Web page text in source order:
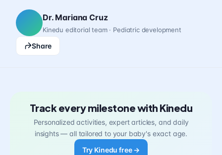
Dr. Mariana Cruz
Kinedu editorial team · Pediatric development
Share
Track every milestone with Kinedu
Personalized activities, expert articles, and daily
insights — all tailored to your baby's exact age.
Try Kinedu free →